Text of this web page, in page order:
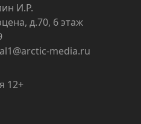
И.Р.
д.70, 6 этаж
media.ru
12+